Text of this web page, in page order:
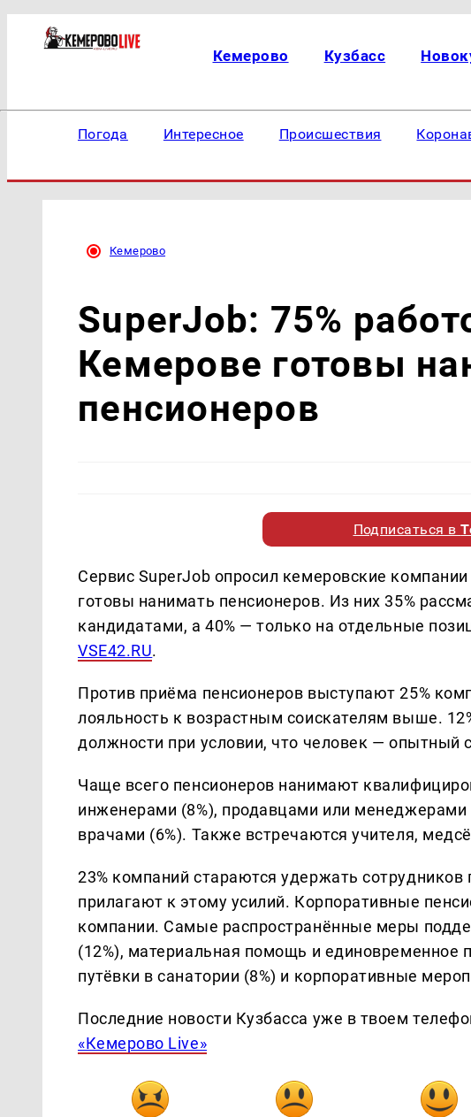
Кемерово Кузбасс
Погода Интересное Происшествия
Кемерово
SuperJob: 75%
Кемерове готовы
пенсионеров
Подписаться в
Сервис SuperJob опросил кемеровские
готовы нанимать пенсионеров. Из них 35%
кандидатами, а 40% — только на отдельные
VSE42.RU.
Против приёма пенсионеров выступают 25%
лояльность к возрастным соискателям выше.
должности при условии, что человек — опытный
Чаще всего пенсионеров нанимают
инженерами (8%), продавцами или менеджерами
врачами (6%). Также встречаются учителя,
23% компаний стараются удержать
прилагают к этому усилий. Корпоративные
компании. Самые распространённые меры
(12%), материальная помощь и единовременное
путёвки в санатории (8%) и корпоративные
Последние новости Кузбасса уже в твоем
«Кемерово Live»